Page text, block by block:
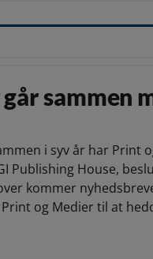
sammen
i syv år har Print
Publishing House,
kommer
og Medier til at